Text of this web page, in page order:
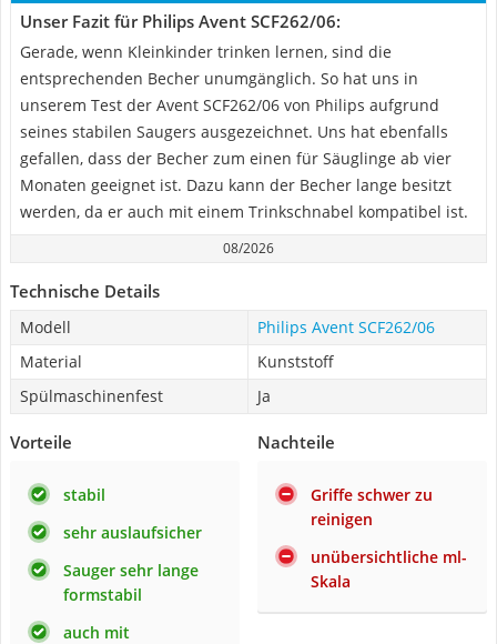
Unser Fazit für Philips Avent SCF262/06:
Gerade, wenn Kleinkinder trinken lernen, sind die
entsprechenden Becher unumgänglich. So hat uns in
unserem Test der Avent SCF262/06 von Philips aufgrund
seines stabilen Saugers ausgezeichnet. Uns hat ebenfalls
gefallen, dass der Becher zum einen für Säuglinge ab vier
Monaten geeignet ist. Dazu kann der Becher lange besitzt
werden, da er auch mit einem Trinkschnabel kompatibel ist.
08/2026
Technische Details
Modell
Philips Avent SCF262/06
Material
Kunststoff
Spülmaschinenfest
Ja
Vorteile
stabil
sehr auslaufsicher
Sauger sehr lange
formstabil
auch mit
Nachteile
Griffe schwer zu
reinigen
unübersichtliche ml-
Skala